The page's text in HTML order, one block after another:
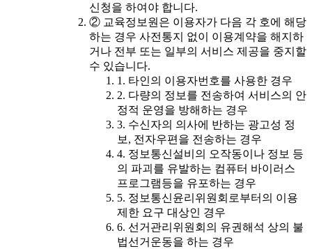
신청을 하여야 합니다.
② 교육정보원은 이용자가 다음 각 호에 해당
하는 경우 사전통지 없이 이용계약을 해지하
거나 전부 또는 일부의 서비스 제공을 중지할
수 있습니다.
1. 타인의 이용자번호를 사용한 경우
2. 다량의 정보를 전송하여 서비스의 안
정적 운영을 방해하는 경우
3. 수신자의 의사에 반하는 광고성 정
보, 전자우편을 전송하는 경우
4. 정보통신설비의 오작동이나 정보 등
의 파괴를 유발하는 컴퓨터 바이러스
프로그램등을 유포하는 경우
5. 정보통신윤리위원회로부터의 이용
제한 요구 대상인 경우
6. 선거관리위원회의 유권해석 상의 불
법선거운동을 하는 경우